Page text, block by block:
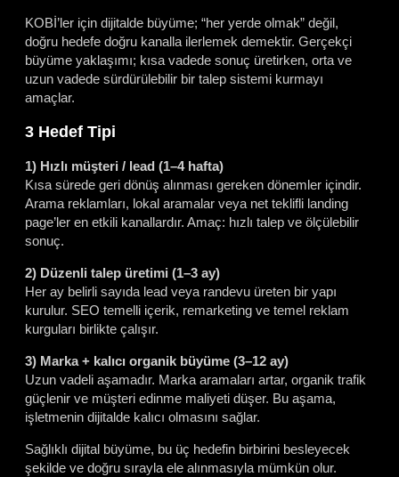
KOBİ’ler için dijitalde büyüme; “her yerde olmak” değil,
doğru hedefe doğru kanalla ilerlemek demektir. Gerçekçi
büyüme yaklaşımı; kısa vadede sonuç üretirken, orta ve
uzun vadede sürdürülebilir bir talep sistemi kurmayı
amaçlar.
3 Hedef Tipi
1) Hızlı müşteri / lead (1–4 hafta)
Kısa sürede geri dönüş alınması gereken dönemler içindir.
Arama reklamları, lokal aramalar veya net teklifli landing
page’ler en etkili kanallardır. Amaç: hızlı talep ve ölçülebilir
sonuç.
2) Düzenli talep üretimi (1–3 ay)
Her ay belirli sayıda lead veya randevu üreten bir yapı
kurulur. SEO temelli içerik, remarketing ve temel reklam
kurguları birlikte çalışır.
3) Marka + kalıcı organik büyüme (3–12 ay)
Uzun vadeli aşamadır. Marka aramaları artar, organik trafik
güçlenir ve müşteri edinme maliyeti düşer. Bu aşama,
işletmenin dijitalde kalıcı olmasını sağlar.
Sağlıklı dijital büyüme, bu üç hedefin birbirini besleyecek
şekilde ve doğru sırayla ele alınmasıyla mümkün olur.